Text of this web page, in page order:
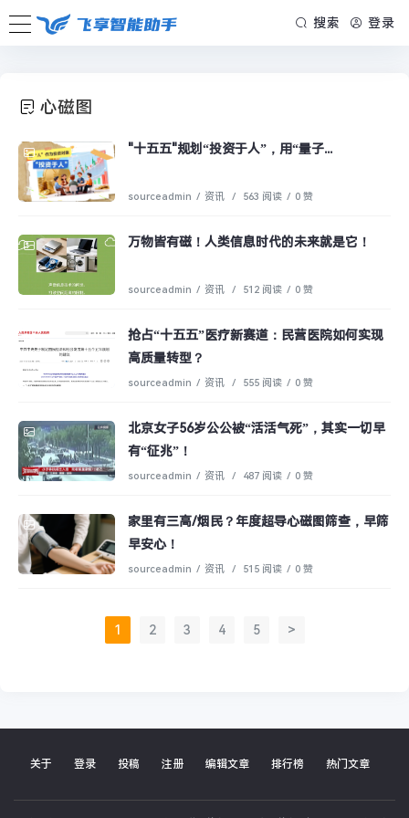
搜索 登录
心磁图
"十五五"规划“投资于人”，用“量子...
sourceadmin / 资讯 / 563 阅读 / 0 赞
万物皆有磁！人类信息时代的未来就是它！
sourceadmin / 资讯 / 512 阅读 / 0 赞
抢占“十五五”医疗新赛道：民营医院如何实现
高质量转型？
sourceadmin / 资讯 / 555 阅读 / 0 赞
北京女子56岁公公被“活活气死”，其实一切早
有“征兆”！
sourceadmin / 资讯 / 487 阅读 / 0 赞
家里有三高/烟民？年度超导心磁图筛查，早筛
早安心！
sourceadmin / 资讯 / 515 阅读 / 0 赞
1 2 3 4 5 >
关于 登录 投稿 注册 编辑文章 排行榜 热门文章